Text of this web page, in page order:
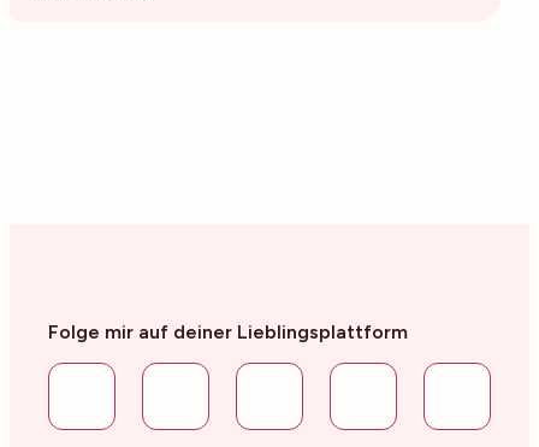
Folge mir auf deiner Lieblingsplattform